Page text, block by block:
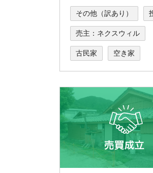
その他（訳あり）
売主：ネクスウィル
古民家 空き家